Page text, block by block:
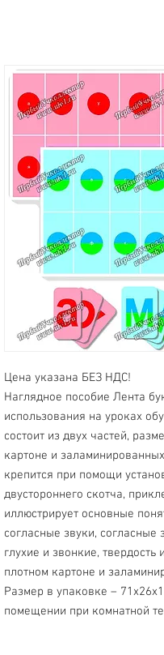
Цена указана БЕЗ НДС!
Наглядное пособие Лента
использования на уроках
состоит из двух частей,
картоне и
крепится при помощи
двустороннего скотча,
иллюстрирует основные
согласные звуки,
глухие и звонкие,
плотном картоне и
Размер в упаковке –
помещении при комнатной